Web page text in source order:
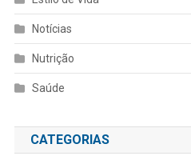
Notícias
Nutrição
Saúde
CATEGORIAS